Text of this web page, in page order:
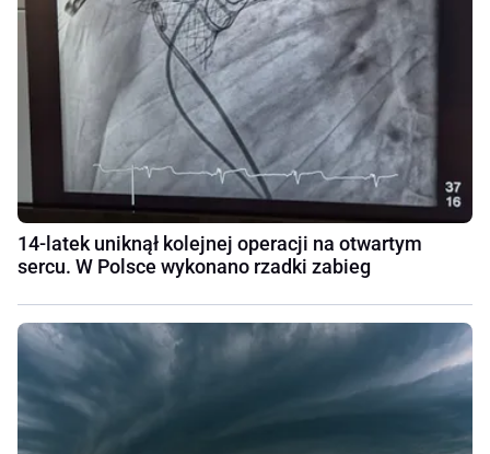
14-latek uniknął kolejnej operacji na otwartym
sercu. W Polsce wykonano rzadki zabieg